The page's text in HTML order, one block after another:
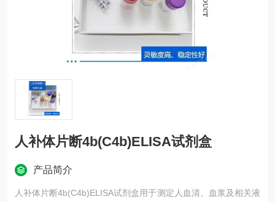
人补体片断4b(C4b)ELISA试剂盒
产品简介
人补体片断4b(C4b)ELISA试剂盒用于测定人血清、血浆及相关液